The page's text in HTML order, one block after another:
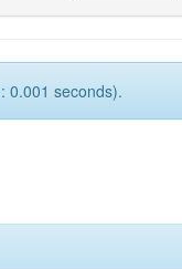
0.001 seconds).